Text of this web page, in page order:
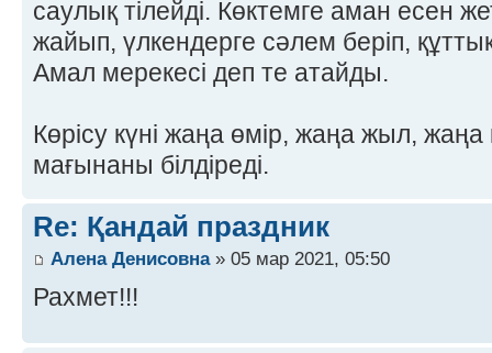
саулық тілейді. Көктемге аман есен
жайып, үлкендерге сәлем беріп,
Амал мерекесі деп те атайды.
Көрісу күні жаңа өмір, жаңа жыл, жаңа
мағынаны білдіреді.
Re: Қандай праздник
Алена Денисовна» 05 мар 2021, 05:50
Рахмет!!!